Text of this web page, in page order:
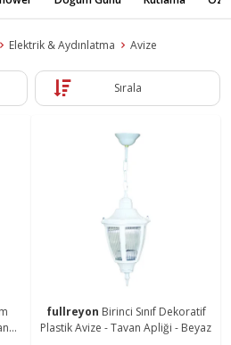
Elektrik & Aydınlatma Avize
Sırala
fullreyon Birinci Sınıf Dekoratif
Plastik Avize - Tavan Apliği - Beyaz